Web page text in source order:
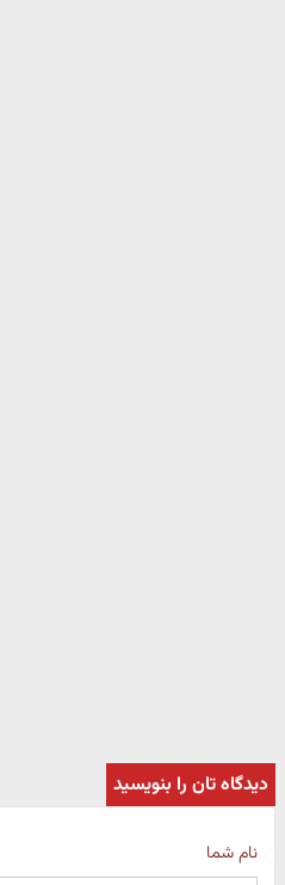
دیدگاه تان را بنویسید
نام شما